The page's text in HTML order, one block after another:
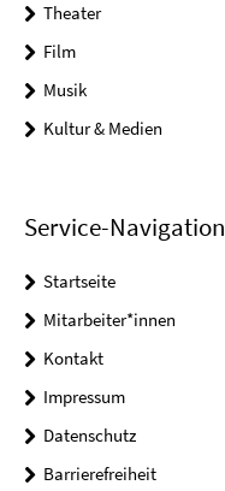
Theater
Film
Musik
Kultur & Medien
Service-Navigation
Startseite
Mitarbeiter*innen
Kontakt
Impressum
Datenschutz
Barrierefreiheit